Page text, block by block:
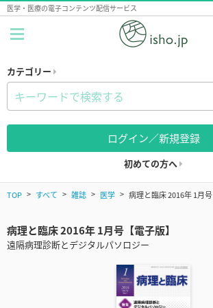
医学・医療の電子コンテンツ配信サービス
カテゴリー
ログイン／新規登録
初めての方へ
TOP すべて 雑誌 医学 病理と臨床 2016年 1月号
病理と臨床 2016年 1月号【電子版】
遠隔病理診断とデジタルパソロジー